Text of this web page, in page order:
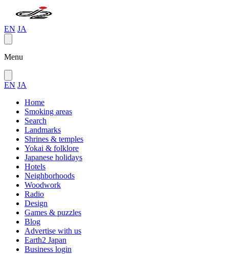
EN JA
Menu
EN JA
Home
Smoking areas
Search
Landmarks
Shrines & temples
Yokai & folklore
Japanese holidays
Hotels
Neighborhoods
Woodwork
Radio
Design
Games & puzzles
Blog
Advertise with us
Earth2 Japan
Business login